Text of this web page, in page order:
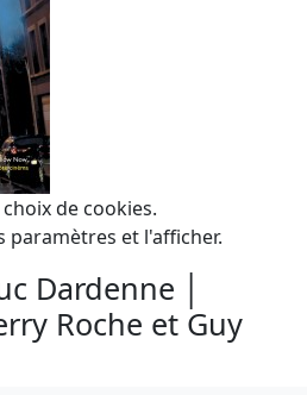
de cookies.
paramètres et l'afficher.
Dardenne │
Roche et Guy